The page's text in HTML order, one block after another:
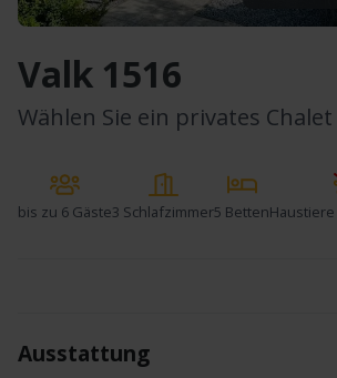
Valk 1516
Wählen Sie ein privates Chalet
bis zu 6 Gäste3 Schlafzimmer5 Betten
Ausstattung